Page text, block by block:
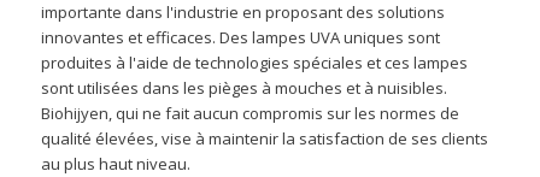
importante dans l'industrie en proposant des solutions
innovantes et efficaces. Des lampes UVA uniques sont
produites à l'aide de technologies spéciales et ces lampes
sont utilisées dans les pièges à mouches et à nuisibles.
Biohijyen, qui ne fait aucun compromis sur les normes de
qualité élevées, vise à maintenir la satisfaction de ses clients
au plus haut niveau.